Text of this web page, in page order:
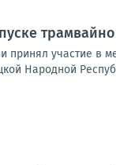
принял участие
Народной